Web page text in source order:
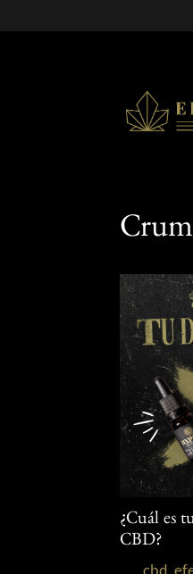
¿Cuál es
CBD?
cbd,